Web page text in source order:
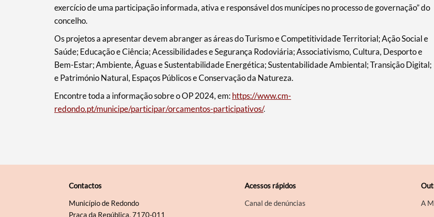
Filtros
exercício de uma participação informada, ativa e responsável dos munícipes no processo de governação” do
concelho.
Os projetos a apresentar devem abranger as áreas do Turismo e Competitividade Territorial; Ação Social e
Saúde; Educação e Ciência; Acessibilidades e Segurança Rodoviária; Associativismo, Cultura, Desporto e
Bem-Estar; Ambiente, Águas e Sustentabilidade Energética; Sustentabilidade Ambiental; Transição Digital;
e Património Natural, Espaços Públicos e Conservação da Natureza.
Encontre toda a informação sobre o OP 2024, em: https://www.cm-
redondo.pt/municipe/participar/orcamentos-participativos/.
Contactos
Município de Redondo
Praça da República, 7170-011
Acessos rápidos
Canal de denúncias
A